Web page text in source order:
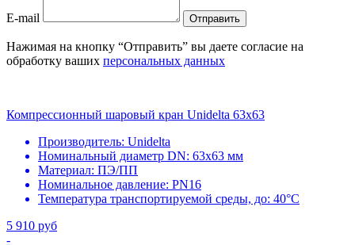
E-mail Отправить
Нажимая на кнопку “Отправить” вы даете согласие на
обработку ваших персональных данных
Компрессионный шаровый кран Unidelta 63x63
Производитель: Unidelta
Номинальный диаметр DN: 63х63 мм
Материал: ПЭ/ПП
Номинальное давление: PN16
Температура транспортируемой среды, до: 40°С
5 910 руб
-